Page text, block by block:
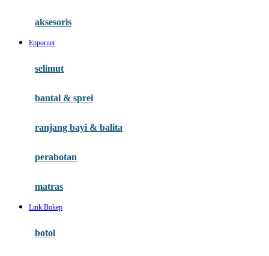
Habbie
Haenim
Hauck
Havaianas
aksesoris
Epporner
selimut
bantal & sprei
ranjang bayi & balita
perabotan
matras
Link Bokep
botol